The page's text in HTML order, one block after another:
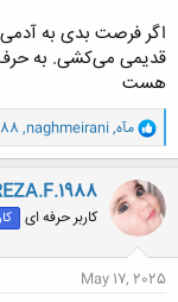
اگر فرصت بدی به آدمی
قدیمی می‌کشی. به حرف
هست
و
ا
ک
ن
ش
ه
ا
مآه,
naghmeirani
,
کاربر حرفه ای
May 17, 2025